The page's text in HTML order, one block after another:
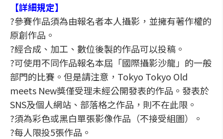
【詳細規定】
?參賽作品須為由報名者本人攝影，並擁有著作權的
原創作品。
?經合成、加工、數位後製的作品可以投稿。
?可使用不同作品報名本屆「國際攝影沙龍」的一般
部門的比賽。但是請注意，Tokyo Tokyo Old
meets New獎僅受理未經公開發表的作品。發表於
SNS及個人網站、部落格之作品，則不在此限。
?須為彩色或黑白單張影像作品（不接受組圖）。
?每人限投5張作品。